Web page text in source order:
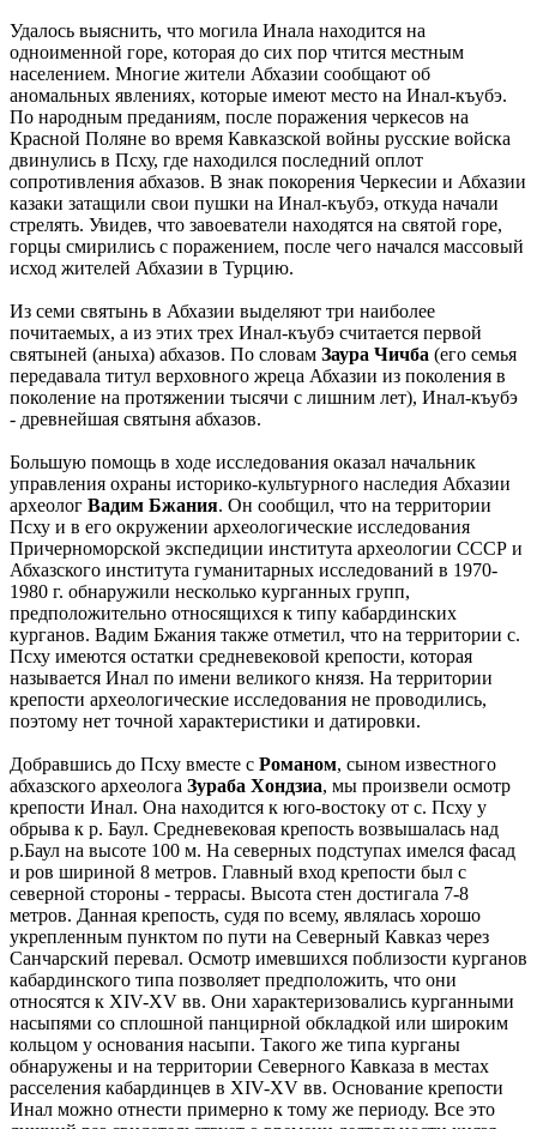
Удалось выяснить, что могила Инала находится на
одноименной горе, которая до сих пор чтится местным
населением. Многие жители Абхазии сообщают об
аномальных явлениях, которые имеют место на Инал-къубэ.
По народным преданиям, после поражения черкесов на
Красной Поляне во время Кавказской войны русские войска
двинулись в Псху, где находился последний оплот
сопротивления абхазов. В знак покорения Черкесии и Абхазии
казаки затащили свои пушки на Инал-къубэ, откуда начали
стрелять. Увидев, что завоеватели находятся на святой горе,
горцы смирились с поражением, после чего начался массовый
исход жителей Абхазии в Турцию.
Из семи святынь в Абхазии выделяют три наиболее
почитаемых, а из этих трех Инал-къубэ считается первой
святыней (аныха) абхазов. По словам Заура Чичба (его семья
передавала титул верховного жреца Абхазии из поколения в
поколение на протяжении тысячи с лишним лет), Инал-къубэ
- древнейшая святыня абхазов.
Большую помощь в ходе исследования оказал начальник
управления охраны историко-культурного наследия Абхазии
археолог Вадим Бжания. Он сообщил, что на территории
Псху и в его окружении археологические исследования
Причерноморской экспедиции института археологии СССР и
Абхазского института гуманитарных исследований в 1970-
1980 г. обнаружили несколько курганных групп,
предположительно относящихся к типу кабардинских
курганов. Вадим Бжания также отметил, что на территории с.
Псху имеются остатки средневековой крепости, которая
называется Инал по имени великого князя. На территории
крепости археологические исследования не проводились,
поэтому нет точной характеристики и датировки.
Добравшись до Псху вместе с Романом, сыном известного
абхазского археолога Зураба Хондзиа, мы произвели осмотр
крепости Инал. Она находится к юго-востоку от с. Псху у
обрыва к р. Баул. Средневековая крепость возвышалась над
р.Баул на высоте 100 м. На северных подступах имелся фасад
и ров шириной 8 метров. Главный вход крепости был с
северной стороны - террасы. Высота стен достигала 7-8
метров. Данная крепость, судя по всему, являлась хорошо
укрепленным пунктом по пути на Северный Кавказ через
Санчарский перевал. Осмотр имевшихся поблизости курганов
кабардинского типа позволяет предположить, что они
относятся к XIV-XV вв. Они характеризовались курганными
насыпями со сплошной панцирной обкладкой или широким
кольцом у основания насыпи. Такого же типа курганы
обнаружены и на территории Северного Кавказа в местах
расселения кабардинцев в XIV-XV вв. Основание крепости
Инал можно отнести примерно к тому же периоду. Все это